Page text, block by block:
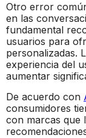
Otro error
en las
fundamental
usuarios para
personalizadas.
experiencia del
aumentar
De acuerdo con
consumidores
con marcas que